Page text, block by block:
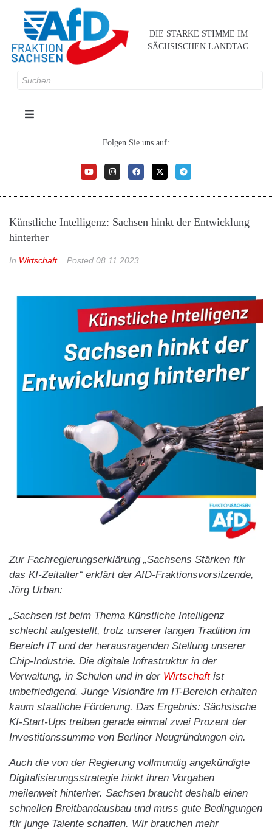
DIE STARKE STIMME IM
SÄCHSISCHEN LANDTAG
Folgen Sie uns auf:
Künstliche Intelligenz: Sachsen hinkt der Entwicklung
hinterher
In Wirtschaft Posted 08.11.2023
Zur Fachregierungserklärung „Sachsens Stärken für
das KI-Zeitalter“ erklärt der AfD-Fraktionsvorsitzende,
Jörg Urban:
„Sachsen ist beim Thema Künstliche Intelligenz
schlecht aufgestellt, trotz unserer langen Tradition im
Bereich IT und der herausragenden Stellung unserer
Chip-Industrie. Die digitale Infrastruktur in der
Verwaltung, in Schulen und in der Wirtschaftist
unbefriedigend. Junge Visionäre im IT-Bereich erhalten
kaum staatliche Förderung. Das Ergebnis: Sächsische
KI-Start-Ups treiben gerade einmal zwei Prozent der
Investitionssumme von Berliner Neugründungen ein.
Auch die von der Regierung vollmundig angekündigte
Digitalisierungsstrategie hinkt ihren Vorgaben
meilenweit hinterher. Sachsen braucht deshalb einen
schnellen Breitbandausbau und muss gute Bedingungen
für junge Talente schaffen. Wir brauchen mehr